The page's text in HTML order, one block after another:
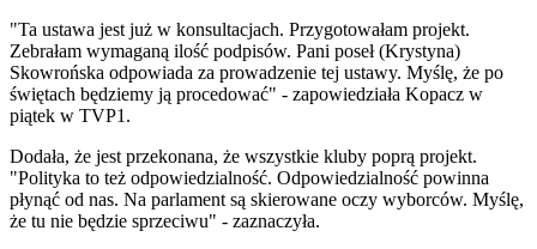
"Ta ustawa jest już w konsultacjach. Przygotowałam projekt.
Zebrałam wymaganą ilość podpisów. Pani poseł (Krystyna)
Skowrońska odpowiada za prowadzenie tej ustawy. Myślę, że po
świętach będziemy ją procedować" - zapowiedziała Kopacz w
piątek w TVP1.
Dodała, że jest przekonana, że wszystkie kluby poprą projekt.
"Polityka to też odpowiedzialność. Odpowiedzialność powinna
płynąć od nas. Na parlament są skierowane oczy wyborców. Myślę,
że tu nie będzie sprzeciwu" - zaznaczyła.